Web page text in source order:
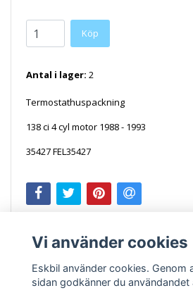
Antal i lager: 2
Termostathuspackning
138 ci 4 cyl motor 1988 - 1993
35427FEL35427
Vi använder cookies
Eskbil använder cookies. Genom
sidan godkänner du användandet